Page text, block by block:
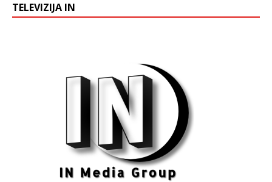
TELEVIZIJA IN